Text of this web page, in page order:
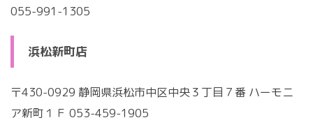
055-991-1305
浜松新町店
〒430-0929 静岡県浜松市中区中央３丁目７番 ハーモニ
ア新町１Ｆ 053-459-1905